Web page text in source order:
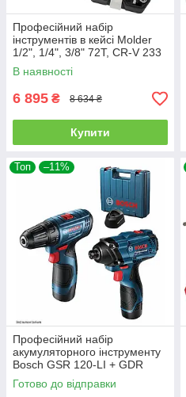
Професійний набір
інструментів в кейсі Molder
1/2", 1/4", 3/8" 72Т, CR-V 233
одиниці (MT60233)
В наявності
6 895 ₴ 8 634 ₴
Купити
Топ –11%
Професійний набір
акумуляторного інструменту
Bosch GSR 120-LI + GDR
120-LI : з АКБ 12V 2 Ah-2 шт,
дриль-шурупокрут, гайкокрут
Готово до відправки